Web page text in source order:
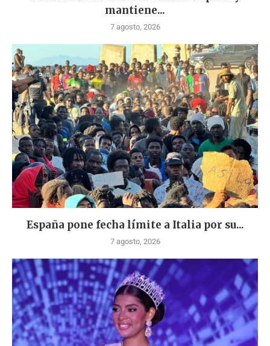
mantiene...
7 agosto, 2026
España pone fecha límite a Italia por su...
7 agosto, 2026